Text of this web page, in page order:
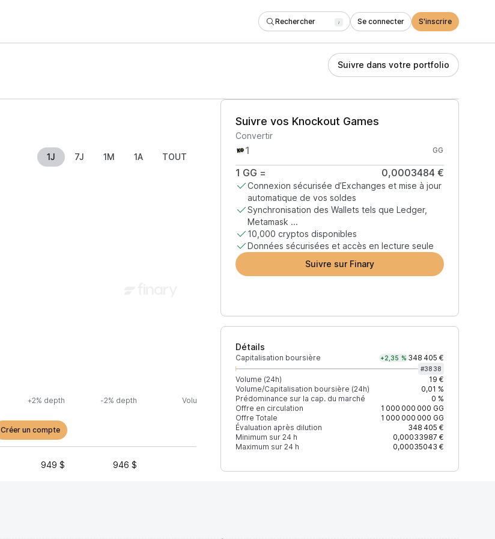
Rechercher / Se connecter S'inscrire
Suivre dans votre portfolio
1J 7J 1M 1A TOUT
Suivre vos Knockout Games
Convertir
GG
1 GG = 0,0003484 €
Connexion sécurisée d’Exchanges et mise à jour
automatique de vos soldes
Synchronisation des Wallets tels que Ledger,
Metamask ...
10,000 cryptos disponibles
Données sécurisées et accès en lecture seule
Suivre sur Finary
Détails
Capitalisation boursière +2,35 % 348 405 €
#3838
Volume (24h)
19 €
Volume/Capitalisation boursière (24h)
0,01 %
Prédominance sur la cap. du marché
0 %
Offre en circulation
1 000 000 000 GG
Offre Totale
1 000 000 000 GG
Évaluation après dilution
348 405 €
Minimum sur 24 h
0,00033987 €
Maximum sur 24 h
0,00035043 €
+2% depth -2% depth Volume (24h) % du volume Confiance Mis à jour
Créer un compte
949 $ 946 $